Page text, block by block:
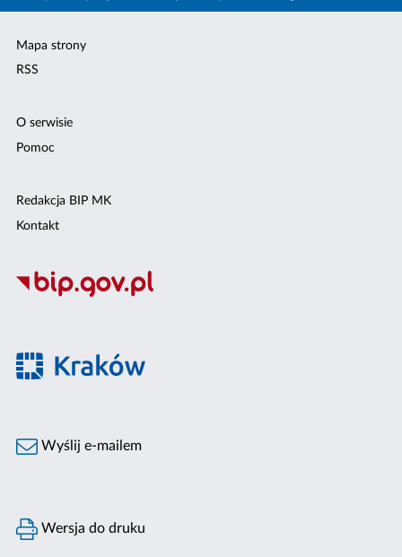
Mapa strony
RSS
O serwisie
Pomoc
Redakcja BIP MK
Kontakt
Wyślij e-mailem
Wersja do druku